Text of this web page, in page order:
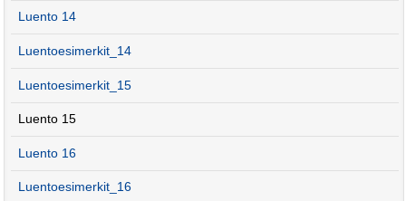
Luento 14
Luentoesimerkit_14
Luentoesimerkit_15
Luento 15
Luento 16
Luentoesimerkit_16